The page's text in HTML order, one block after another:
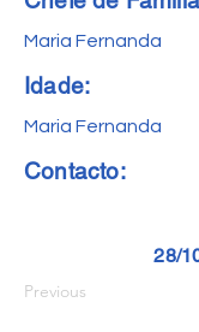
Maria Fernanda
Idade:
Maria Fernanda
Contacto:
28/
Previous